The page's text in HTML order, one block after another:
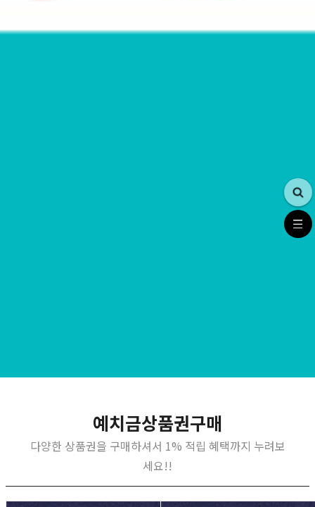
예치금상품권구매
다양한 상품권을 구매하셔서 1% 적립 혜택까지 누려보
세요!!